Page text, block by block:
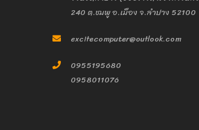
240 ต.ชมพู อ.เมือง จ.ลำปาง 52100
excitecomputer@outlook.com
0955195680
0958011076